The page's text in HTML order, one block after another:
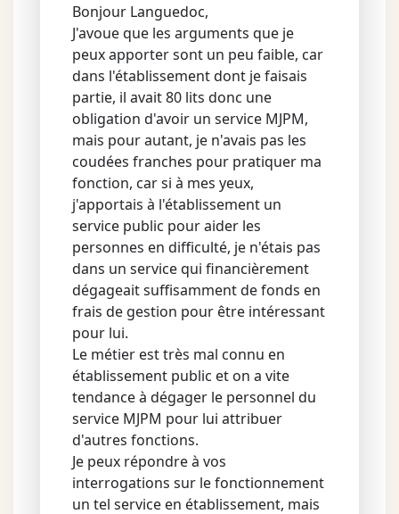
Bonjour Languedoc,
J'avoue que les arguments que je
peux apporter sont un peu faible, car
dans l'établissement dont je faisais
partie, il avait 80 lits donc une
obligation d'avoir un service MJPM,
mais pour autant, je n'avais pas les
coudées franches pour pratiquer ma
fonction, car si à mes yeux,
j'apportais à l'établissement un
service public pour aider les
personnes en difficulté, je n'étais pas
dans un service qui financièrement
dégageait suffisamment de fonds en
frais de gestion pour être intéressant
pour lui.
Le métier est très mal connu en
établissement public et on a vite
tendance à dégager le personnel du
service MJPM pour lui attribuer
d'autres fonctions.
Je peux répondre à vos
interrogations sur le fonctionnement
un tel service en établissement, mais